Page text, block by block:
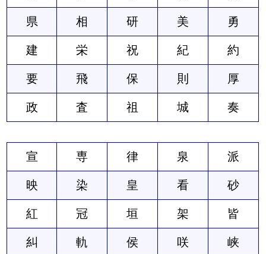
県 相 研 美 勇
建 栄 祝 紀 約
要 飛 保 則 厚
政 査 祖 城 奏
宣 専 律 泉 派
映 染 皇 看 砂
紅 冠 垣 架 皆
糾 軌 侯 咲 峡